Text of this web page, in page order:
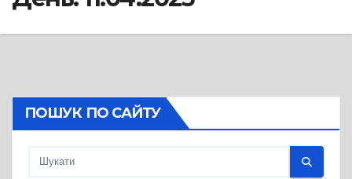
ПОШУК ПО САЙТУ